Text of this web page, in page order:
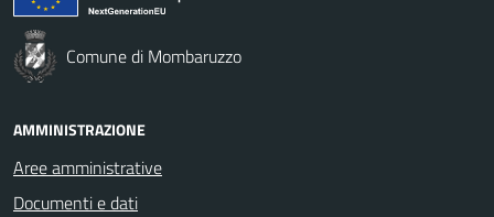
Comune di Mombaruzzo
AMMINISTRAZIONE
Aree amministrative
Documenti e dati